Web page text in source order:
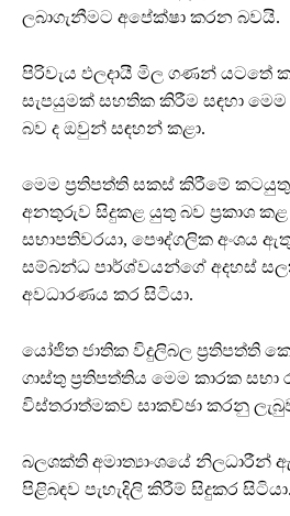
ලබාගැනීමට අපේක්ෂා කරන බවයි.
පිරිවැය ඵලදායී මිල ගණන් යටතේ
සැපයුමක් සහතික කිරීම සඳහා
බව ද ඔවුන් සඳහන් කළා.
මෙම ප්‍රතිපත්ති සකස් කිරීමේ
අනතුරුව සිදුකළ යුතු බව ප්‍රකාශ කළ
සභාපතිවරයා, පෞද්ගලික අංශය
සම්බන්ධ පාර්ශ්වයන්ගේ අදහස්
අවධාරණය කර සිටියා.
යෝජිත ජාතික විදුලිබල ප්‍රතිපත්ති
ගාස්තු ප්‍රතිපත්තිය මෙම කාරක සභා
විස්තරාත්මකව සාකච්ඡා කරනු
බලශක්ති අමාත්‍යාංශයේ
පිළිබඳව පැහැදිලි කිරීම් සිදුකර සිටියා.